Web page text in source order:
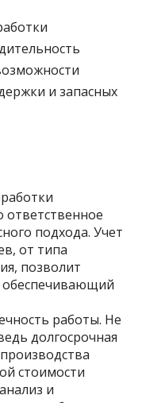
и запасных
ответственное
подхода. Учет
от типа
позволит
обеспечивающий
работы. Не
долгосрочная
стоимости
и